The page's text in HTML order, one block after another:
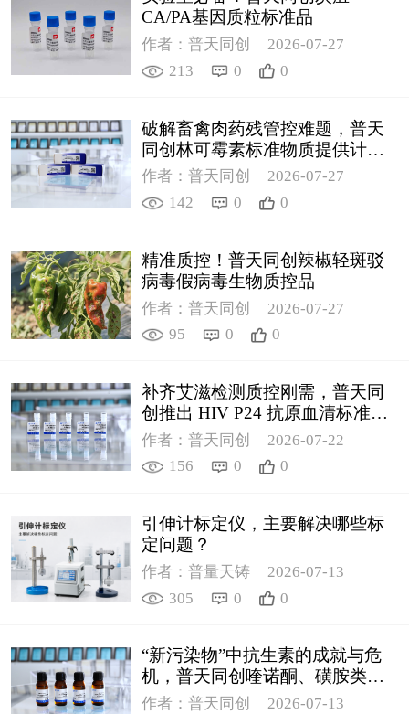
CA/PA基因质粒标准品
作者：普天同创
2026-07-27
213
0 0
破解畜禽肉药残管控难题，普天
同创林可霉素标准物质提供计量
支撑
作者：普天同创
2026-07-27
142
0 0
精准质控！普天同创辣椒轻斑驳
病毒假病毒生物质控品
作者：普天同创
2026-07-27
95
0 0
补齐艾滋检测质控刚需，普天同
创推出 HIV P24 抗原血清标准物
质
作者：普天同创
2026-07-22
156
0 0
引伸计标定仪，主要解决哪些标
定问题？
作者：普量天铸
2026-07-13
305
0 0
“新污染物”中抗生素的成就与危
机，普天同创喹诺酮、磺胺类质
控新品筑牢环境安全防线
作者：普天同创
2026-07-13